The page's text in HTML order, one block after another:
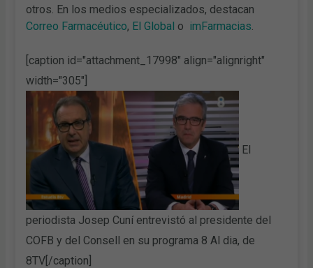
otros. En los medios especializados, destacan
Correo Farmacéutico, El Global o imFarmacias.
[caption id="attachment_17998" align="alignright"
width="305"]
El
periodista Josep Cuní entrevistó al presidente del
COFB y del Consell en su programa 8 Al dia, de
8TV[/caption]